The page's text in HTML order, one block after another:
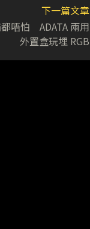
下一篇文章
都唔怕 ADATA 兩用
外置盒玩埋 RGB